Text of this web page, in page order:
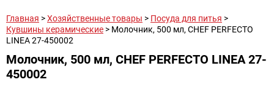
Главная >Хозяйственные товары > Посуда для питья >
Кувшины керамические > Молочник, 500 мл, CHEF PERFECTO
LINEA 27-450002
Молочник, 500 мл, CHEF PERFECTO LINEA 27-
450002